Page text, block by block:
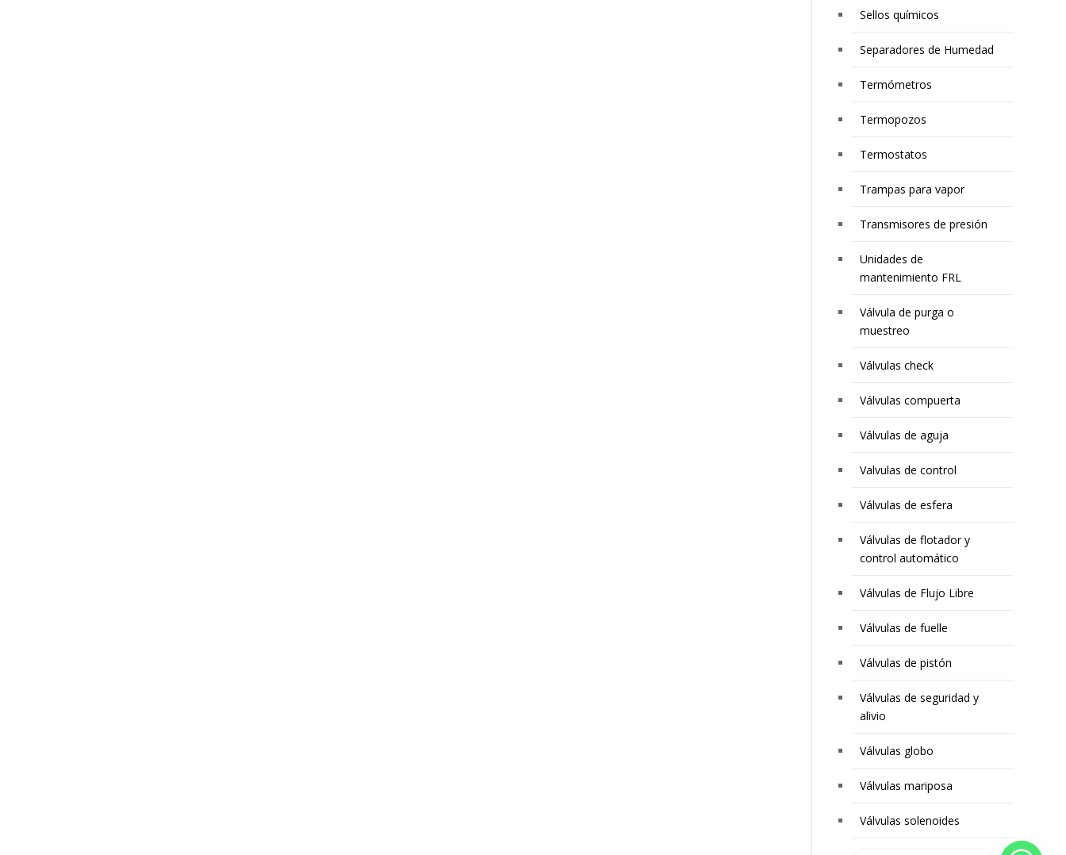
Sellos químicos
Separadores de Humedad
Termómetros
Termopozos
Termostatos
Trampas para vapor
Transmisores de presión
Unidades de
mantenimiento FRL
Válvula de purga o
muestreo
Válvulas check
Válvulas compuerta
Válvulas de aguja
Valvulas de control
Válvulas de esfera
Válvulas de flotador y
control automático
Válvulas de Flujo Libre
Válvulas de fuelle
Válvulas de pistón
Válvulas de seguridad y
alivio
Válvulas globo
Válvulas mariposa
Válvulas solenoides